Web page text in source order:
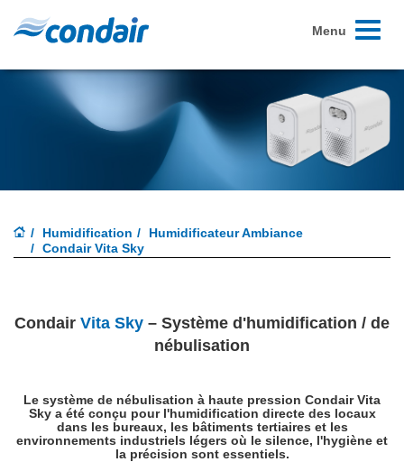
Toggle
Menu
Humidification
Humidificateur Ambiance
Condair Vita Sky
Condair Vita Sky – Système d'humidification / de
nébulisation
Le système de nébulisation à haute pression Condair Vita
Sky a été conçu pour l'humidification directe des locaux
dans les bureaux, les bâtiments tertiaires et les
environnements industriels légers où le silence, l'hygiène et
la précision sont essentiels.